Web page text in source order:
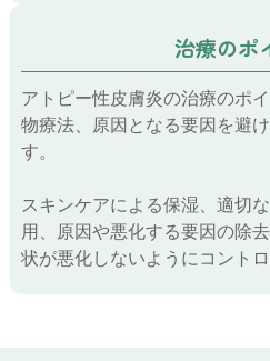
治療のポ
アトピー性皮膚炎の治療のポ
物療法、原因となる要因を避
す。
スキンケアによる保湿、適切
用、原因や悪化する要因の除
状が悪化しないようにコント